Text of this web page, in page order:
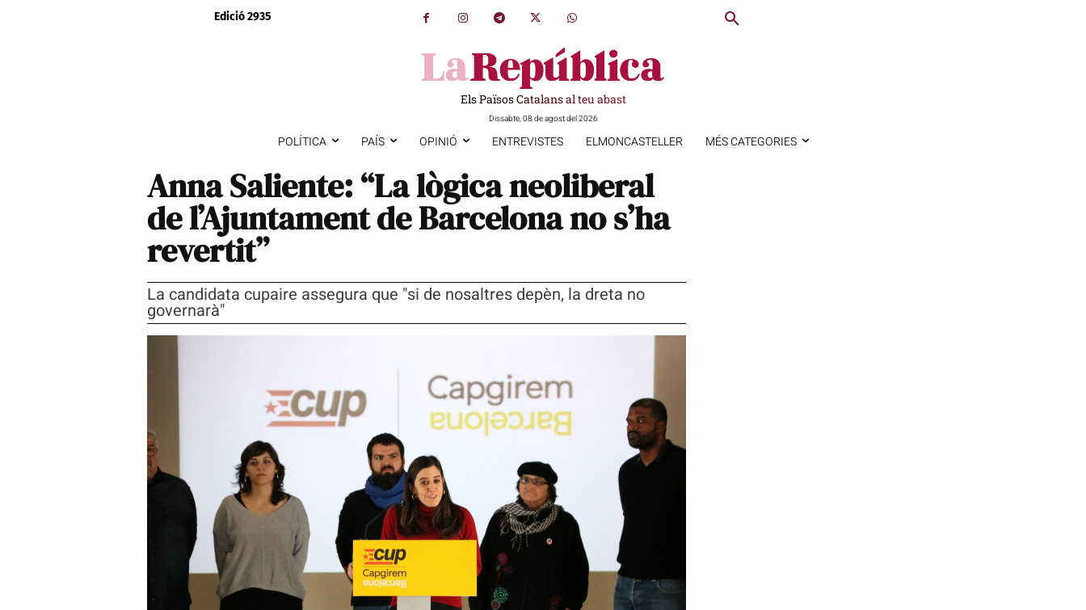
Edició 2935
Els Països Catalans al teu abast
Dissabte, 08 de agost del 2026
POLÍTICA PAÍS OPINIÓ ENTREVISTES ELMONCASTELLER MÉS CATEGORIES
Anna Saliente: “La lògica neoliberal
de l’Ajuntament de Barcelona no s’ha
revertit”
La candidata cupaire assegura que "si de nosaltres depèn, la dreta no
governarà"